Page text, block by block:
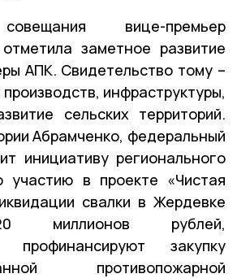
вице-премьер
заметное развитие
АПК. Свидетельство тому –
инфраструктуры,
сельских территорий.
Абрамченко, федеральный
инициативу регионального
участию в проекте «Чистая
свалки в Жердевке
миллионов рублей,
профинансируют закупку
противопожарной